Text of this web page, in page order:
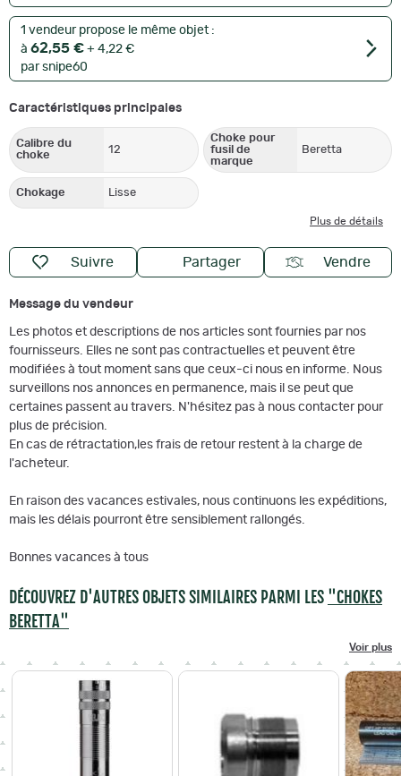
1 vendeur propose le même objet :
à 62,55 € + 4,22 €
par snipe60
Caractéristiques principales
Calibre du
choke
12
Choke pour
fusil de
marque
Beretta
Chokage Lisse
Plus de détails
Suivre Partager Vendre
Message du vendeur
Les photos et descriptions de nos articles sont fournies par nos
fournisseurs. Elles ne sont pas contractuelles et peuvent être
modifiées à tout moment sans que ceux-ci nous en informe. Nous
surveillons nos annonces en permanence, mais il se peut que
certaines passent au travers. N'hésitez pas à nous contacter pour
plus de précision.
En cas de rétractation,les frais de retour restent à la charge de
l'acheteur.
En raison des vacances estivales, nous continuons les expéditions,
mais les délais pourront être sensiblement rallongés.
Bonnes vacances à tous
DÉCOUVREZ D'AUTRES OBJETS SIMILAIRES PARMI LES "CHOKES
BERETTA"
Voir plus